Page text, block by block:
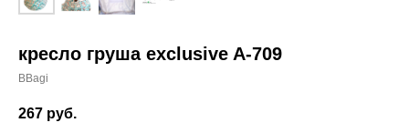
кресло груша exclusive A-709
BBagi
267 руб.